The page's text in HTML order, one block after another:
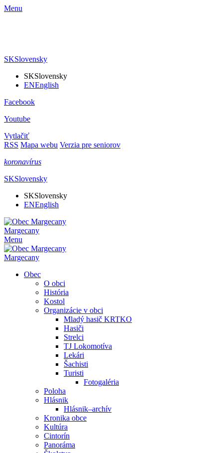
Menu
SKSlovensky
SKSlovensky
ENEnglish
Facebook
Youtube
Vytlačiť
RSS Mapa webu Verzia pre seniorov
koronavírus
SKSlovensky
SKSlovensky
ENEnglish
Margecany
Menu
Margecany
Obec
O obci
História
Kostol
Organizácie v obci
Mladý hasič KRTKO
Hasiči
Strelci
TJ Lokomotíva
Lekári
Šachisti
Turisti
Fotogaléria
Poloha
Hlásnik
Hlásnik–archív
Kronika obce
Kultúra
Cintorín
Panoráma